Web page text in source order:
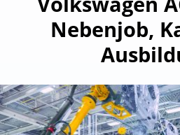
Nebenjob,